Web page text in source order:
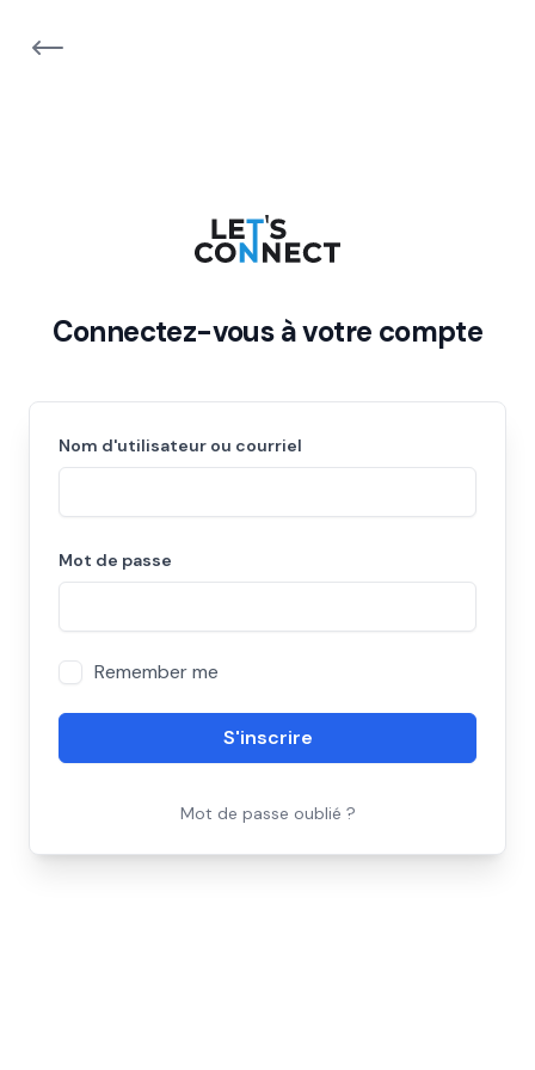
Connectez-vous à votre compte
Nom d'utilisateur ou courriel
Mot de passe
Remember me
S'inscrire
Mot de passe oublié ?